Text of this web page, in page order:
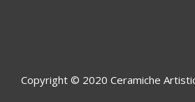
Copyright © 2020 Ceramiche